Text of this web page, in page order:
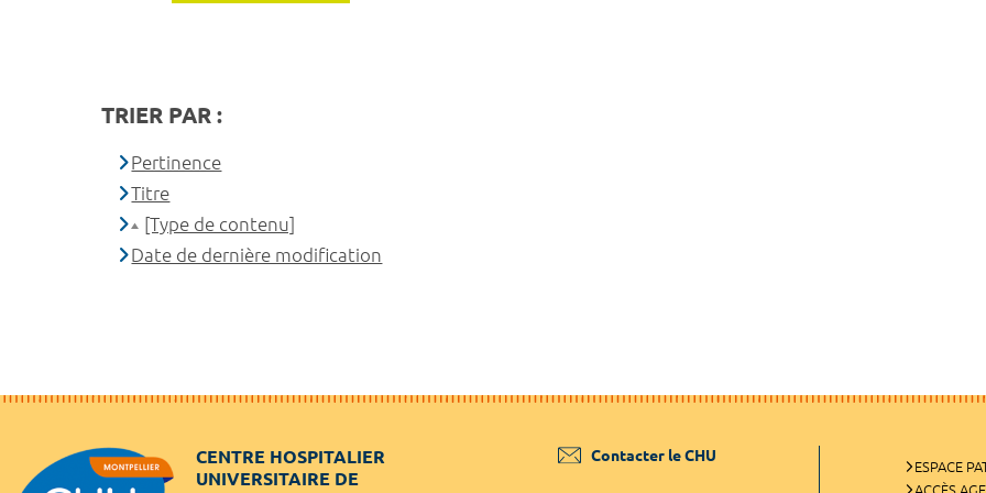
TRIER PAR :
Pertinence
Titre
[Type de contenu]
Date de dernière modification
CENTRE HOSPITALIER
UNIVERSITAIRE DE
Contacter le CHU
ESPACE
ACCÈS